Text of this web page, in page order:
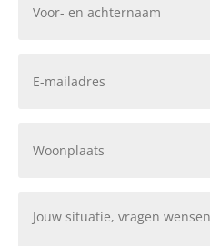
(Vereist)
(Vereist)
(Vereist)